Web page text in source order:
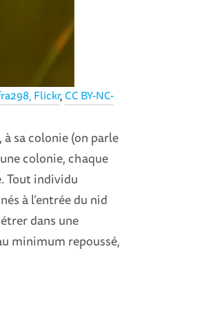
Flickr,CC BY-NC-
sa colonie (on parle
colonie, chaque
Tout individu
à l’entrée du nid
dans une
minimum repoussé,